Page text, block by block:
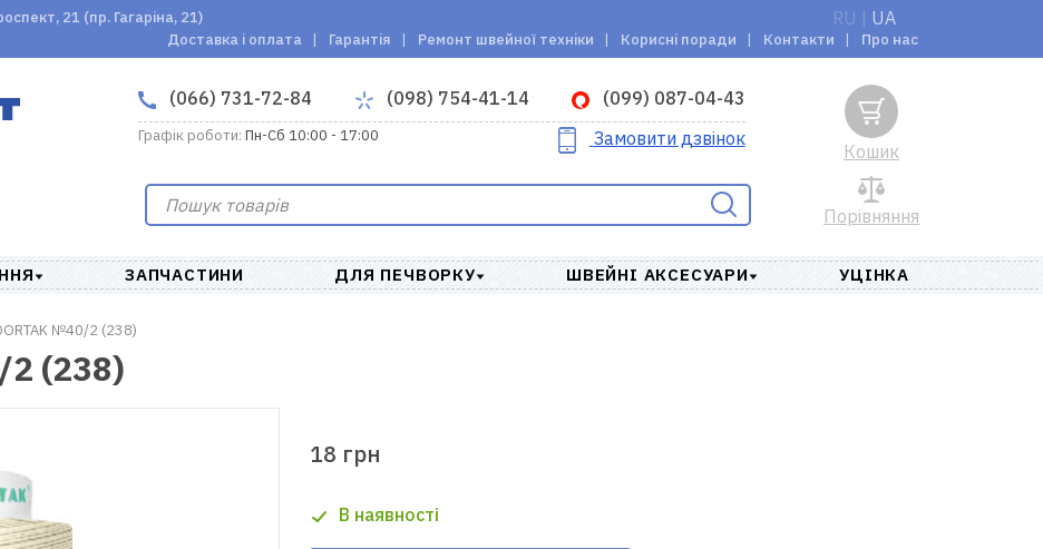
21 (пр. Гагаріна, 21) RU UA
Доставка і оплата Гарантія Ремонт швейної техніки Корисні поради Контакти Про нас
(066) 731-72-84 (098) 754-41-14 (099) 087-04-43
Графік роботи: Пн-Сб 10:00 - 17:00 Замовити дзвінок
Порівняння
Кошик
ЗАПЧАСТИНИ ДЛЯ ПЕЧВОРКУ ШВЕЙНІ АКСЕСУАРИ УЦІНКА
№40/2 (238)
(238)
18 грн
В наявності